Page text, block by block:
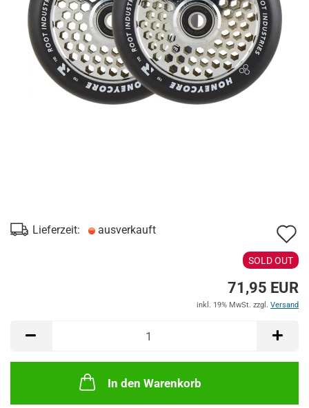
Lieferzeit: ausverkauft
SOLD OUT
71,95 EUR
inkl. 19% MwSt. zzgl. Versand
In den Warenkorb